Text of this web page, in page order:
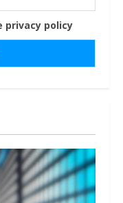
privacy policy